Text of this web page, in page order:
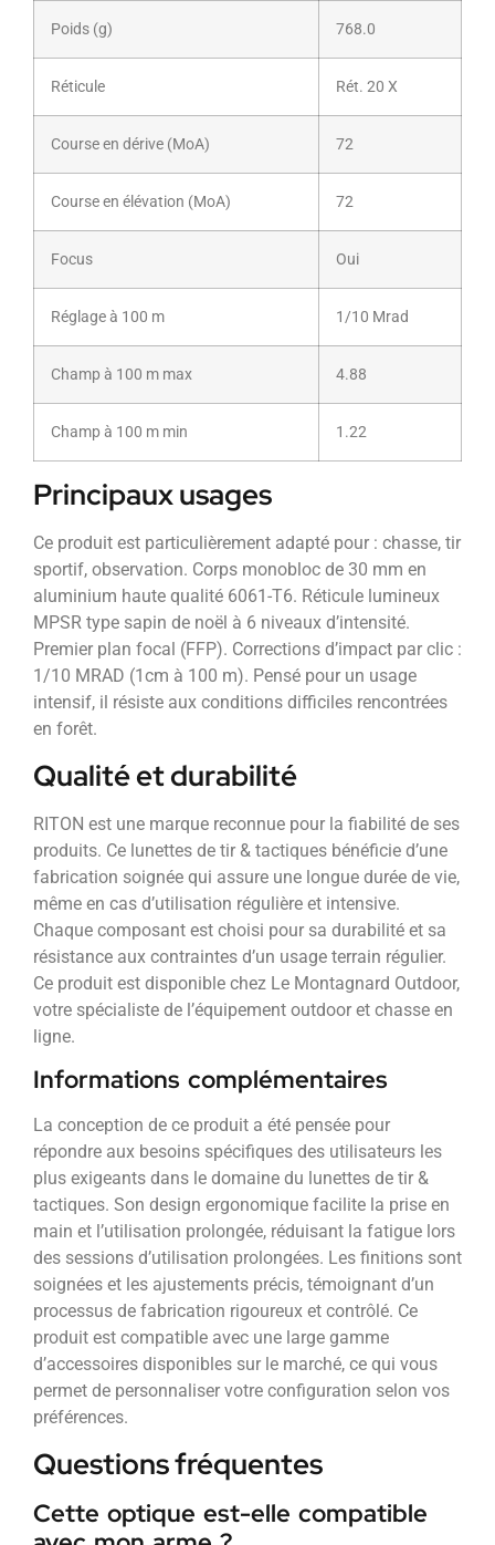
Poids (g) 768.0
Réticule Rét. 20 X
Course en dérive (MoA) 72
Course en élévation (MoA) 72
Focus Oui
Réglage à 100 m 1/10 Mrad
Champ à 100 m max 4.88
Champ à 100 m min 1.22
Principaux usages
Ce produit est particulièrement adapté pour : chasse, tir
sportif, observation. Corps monobloc de 30 mm en
aluminium haute qualité 6061-T6. Réticule lumineux
MPSR type sapin de noël à 6 niveaux d’intensité.
Premier plan focal (FFP). Corrections d’impact par clic :
1/10 MRAD (1cm à 100 m). Pensé pour un usage
intensif, il résiste aux conditions difficiles rencontrées
en forêt.
Qualité et durabilité
RITON est une marque reconnue pour la fiabilité de ses
produits. Ce lunettes de tir & tactiques bénéficie d’une
fabrication soignée qui assure une longue durée de vie,
même en cas d’utilisation régulière et intensive.
Chaque composant est choisi pour sa durabilité et sa
résistance aux contraintes d’un usage terrain régulier.
Ce produit est disponible chez Le Montagnard Outdoor,
votre spécialiste de l’équipement outdoor et chasse en
ligne.
Informations complémentaires
La conception de ce produit a été pensée pour
répondre aux besoins spécifiques des utilisateurs les
plus exigeants dans le domaine du lunettes de tir &
tactiques. Son design ergonomique facilite la prise en
main et l’utilisation prolongée, réduisant la fatigue lors
des sessions d’utilisation prolongées. Les finitions sont
soignées et les ajustements précis, témoignant d’un
processus de fabrication rigoureux et contrôlé. Ce
produit est compatible avec une large gamme
d’accessoires disponibles sur le marché, ce qui vous
permet de personnaliser votre configuration selon vos
préférences.
Questions fréquentes
Cette optique est-elle compatible